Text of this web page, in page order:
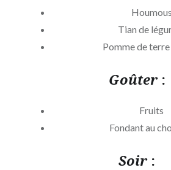
Houmous
Tian de
Pomme de
Goûter:
Fruits
Fondant au
Soir: